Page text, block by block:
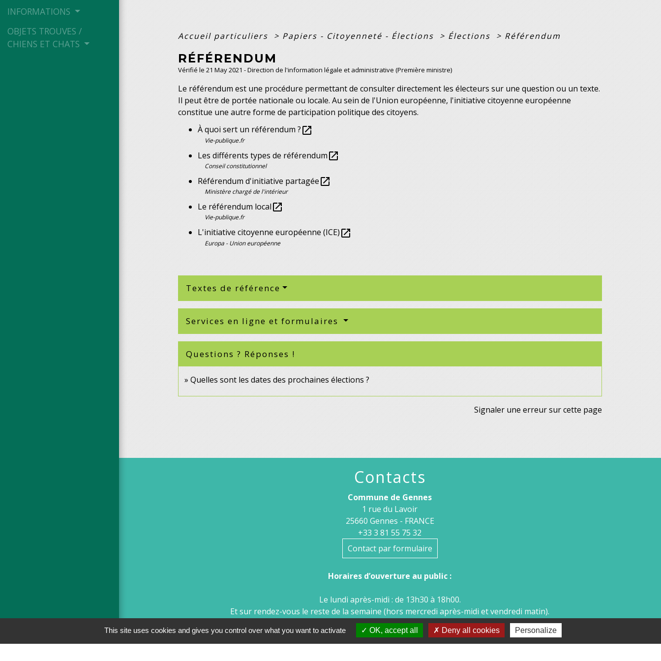
INFORMATIONS
OBJETS TROUVES /
CHIENS ET CHATS
Accueil particuliers > Papiers - Citoyenneté - Élections > Élections > Référendum
RÉFÉRENDUM
Vérifié le 21 May 2021 - Direction de l'information légale et administrative (Première ministre)
Le référendum est une procédure permettant de consulter directement les électeurs sur une question ou un texte.
Il peut être de portée nationale ou locale. Au sein de l'Union européenne, l'initiative citoyenne européenne
constitue une autre forme de participation politique des citoyens.
À quoi sert un référendum ?open_in_new
Vie-publique.fr
Les différents types de référendumopen_in_new
Conseil constitutionnel
Référendum d'initiative partagéeopen_in_new
Ministère chargé de l'intérieur
Le référendum localopen_in_new
Vie-publique.fr
L'initiative citoyenne européenne (ICE)open_in_new
Europa - Union européenne
Textes de référence
Services en ligne et formulaires
Questions ? Réponses !
Quelles sont les dates des prochaines élections ?
Signaler une erreur sur cette page
Contacts
Commune de Gennes
1 rue du Lavoir
25660 Gennes - FRANCE
+33 3 81 55 75 32
Contact par formulaire
Horaires d’ouverture au public :
Le lundi après-midi : de 13h30 à 18h00.
Et sur rendez-vous le reste de la semaine (hors mercredi après-midi et vendredi matin).
Le secrétariat reste joignable tous les jours par téléphone ou par mail.
This site uses cookies and gives you control over what you want to activate OK, accept all Deny all cookies Personalize